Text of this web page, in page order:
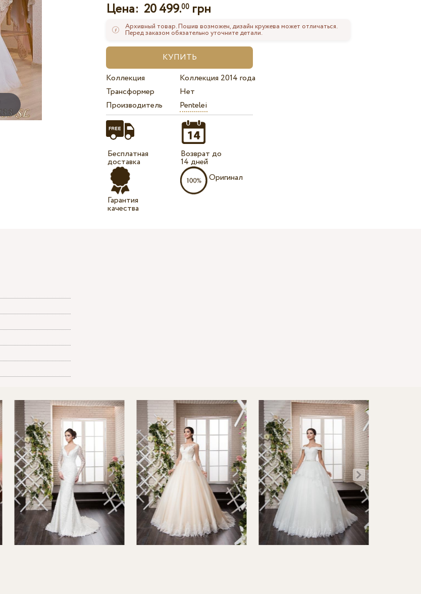
Цена: 20 499.00 грн
Архивный товар. Пошив возможен, дизайн кружева может отличаться.
Перед заказом обязательно уточните детали.
Коллекция
Коллекция 2014 года
Трансформер
Нет
Производитель
Pentelei
Бесплатная
доставка
Гарантия
качества
Возврат до
14 дней
Оригинал